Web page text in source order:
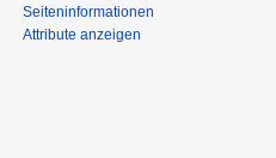
Seiten­informationen
Attribute anzeigen